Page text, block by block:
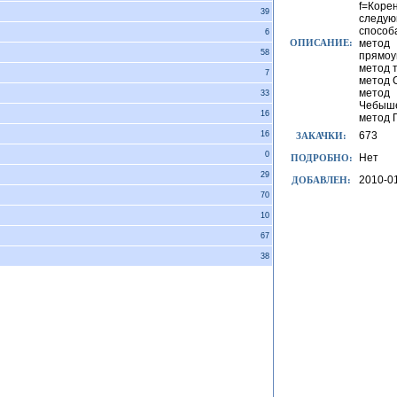
39
6
58
7
33
16
16
0
29
70
10
67
38
ОПИСАНИЕ:
метод
метод
метод
метод
метод
ЗАКАЧКИ: 673
ПОДРОБНО: Нет
ДОБАВЛЕН: 2010-